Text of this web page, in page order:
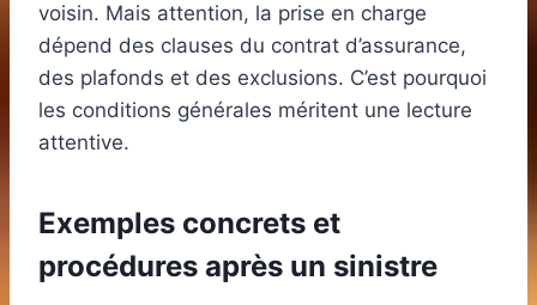
voisin. Mais attention, la prise en charge
dépend des clauses du contrat d’assurance,
des plafonds et des exclusions. C’est pourquoi
les conditions générales méritent une lecture
attentive.
Exemples concrets et
procédures après un sinistre